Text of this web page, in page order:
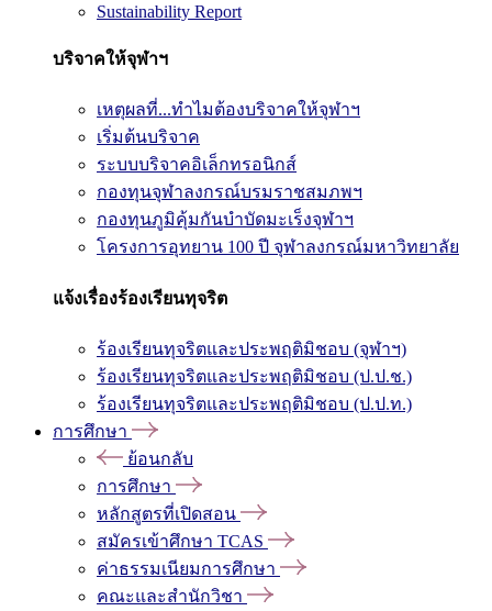
Sustainability Report
บริจาคให้จุฬาฯ
เหตุผลที่...ทำไมต้องบริจาคให้จุฬาฯ
เริ่มต้นบริจาค
ระบบบริจาคอิเล็กทรอนิกส์
กองทุนจุฬาลงกรณ์บรมราชสมภพฯ
กองทุนภูมิคุ้มกันบำบัดมะเร็งจุฬาฯ
โครงการอุทยาน 100 ปี จุฬาลงกรณ์มหาวิทยาลัย
แจ้งเรื่องร้องเรียนทุจริต
ร้องเรียนทุจริตและประพฤติมิชอบ (จุฬาฯ)
ร้องเรียนทุจริตและประพฤติมิชอบ (ป.ป.ช.)
ร้องเรียนทุจริตและประพฤติมิชอบ (ป.ป.ท.)
การศึกษา
ย้อนกลับ
การศึกษา
หลักสูตรที่เปิดสอน
สมัครเข้าศึกษา TCAS
ค่าธรรมเนียมการศึกษา
คณะและสำนักวิชา